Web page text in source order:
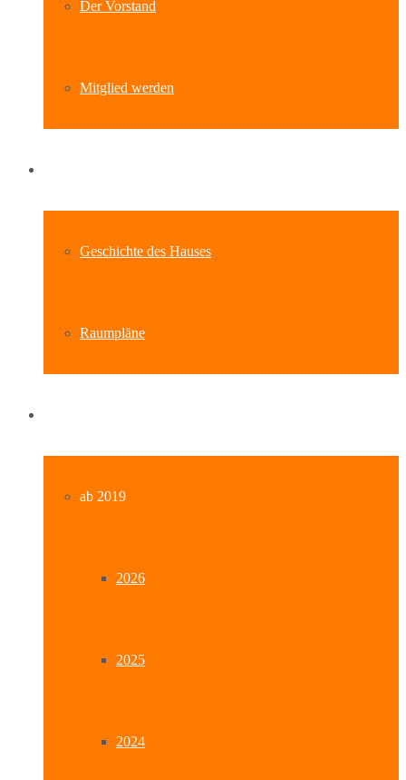
Der Vorstand
Mitglied werden
Geschichte des Hauses
Raumpläne
ab 2019
2026
2025
2024